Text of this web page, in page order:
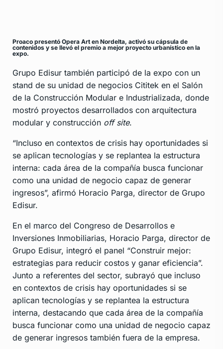
Proaco presentó Opera Art en Nordelta, activó su cápsula de
contenidos y se llevó el premio a mejor proyecto urbanístico en la
expo.
Grupo Edisur también participó de la expo con un
stand de su unidad de negocios Cititek en el Salón
de la Construcción Modular e Industrializada, donde
mostró proyectos desarrollados con arquitectura
modular y construcción off site.
“Incluso en contextos de crisis hay oportunidades si
se aplican tecnologías y se replantea la estructura
interna: cada área de la compañía busca funcionar
como una unidad de negocio capaz de generar
ingresos”, afirmó Horacio Parga, director de Grupo
Edisur.
En el marco del Congreso de Desarrollos e
Inversiones Inmobiliarias, Horacio Parga, director de
Grupo Edisur, integró el panel “Construir mejor:
estrategias para reducir costos y ganar eficiencia”.
Junto a referentes del sector, subrayó que incluso
en contextos de crisis hay oportunidades si se
aplican tecnologías y se replantea la estructura
interna, destacando que cada área de la compañía
busca funcionar como una unidad de negocio capaz
de generar ingresos también fuera de la empresa.